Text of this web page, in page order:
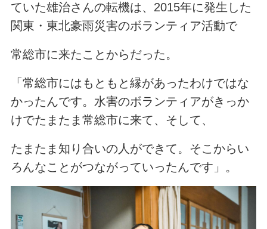
ていた雄治さんの転機は、2015年に発生した
関東・東北豪雨災害のボランティア活動で
常総市に来たことからだった。
「常総市にはもともと縁があったわけではな
かったんです。水害のボランティアがきっか
けでたまたま常総市に来て、そして、
たまたま知り合いの人ができて。そこからい
ろんなことがつながっていったんです」。